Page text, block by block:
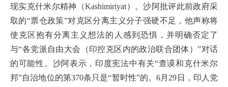
现实克什米尔精神（Kashimiriyat）。沙阿批评此前政府采
取的“票仓政策”对克区分离主义分子强硬不足，他声称将
使克区抱有分离主义想法的人感到恐惧，并明确否定了
与“各党派自由大会（印控克区内的政治联合团体）”对话
的可能性。沙阿表示，印度宪法中有关“查谟和克什米尔
邦”自治地位的第370条只是“暂时性”的。6月29日，印人党